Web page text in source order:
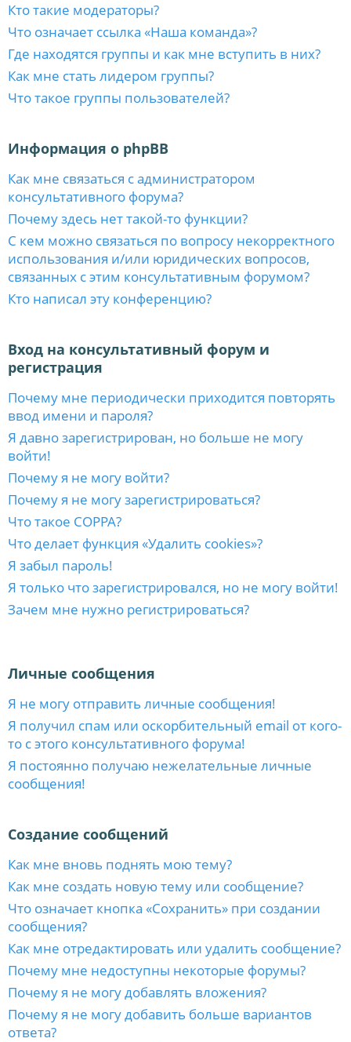
Кто такие модераторы?
Что означает ссылка «Наша команда»?
Где находятся группы и как мне вступить в них?
Как мне стать лидером группы?
Что такое группы пользователей?
Информация о phpBB
Как мне связаться с администратором
консультативного форума?
Почему здесь нет такой-то функции?
С кем можно связаться по вопросу некорректного
использования и/или юридических вопросов,
связанных с этим консультативным форумом?
Кто написал эту конференцию?
Вход на консультативный форум и
регистрация
Почему мне периодически приходится повторять
ввод имени и пароля?
Я давно зарегистрирован, но больше не могу
войти!
Почему я не могу войти?
Почему я не могу зарегистрироваться?
Что такое COPPA?
Что делает функция «Удалить cookies»?
Я забыл пароль!
Я только что зарегистрировался, но не могу войти!
Зачем мне нужно регистрироваться?
Личные сообщения
Я не могу отправить личные сообщения!
Я получил спам или оскорбительный email от кого-
то с этого консультативного форума!
Я постоянно получаю нежелательные личные
сообщения!
Создание сообщений
Как мне вновь поднять мою тему?
Как мне создать новую тему или сообщение?
Что означает кнопка «Сохранить» при создании
сообщения?
Как мне отредактировать или удалить сообщение?
Почему мне недоступны некоторые форумы?
Почему я не могу добавлять вложения?
Почему я не могу добавить больше вариантов
ответа?